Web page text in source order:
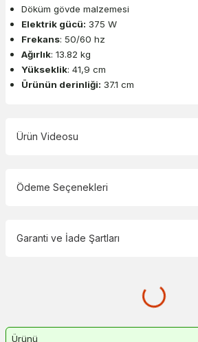
Döküm gövde malzemesi
Elektrik gücü: 375 W
Frekans: 50/60 hz
Ağırlık: 13.82 kg
Yükseklik: 41,9 cm
Ürünün derinliği: 37.1 cm
Ürün Videosu
Ödeme Seçenekleri
Garanti ve İade Şartları
Ürünü